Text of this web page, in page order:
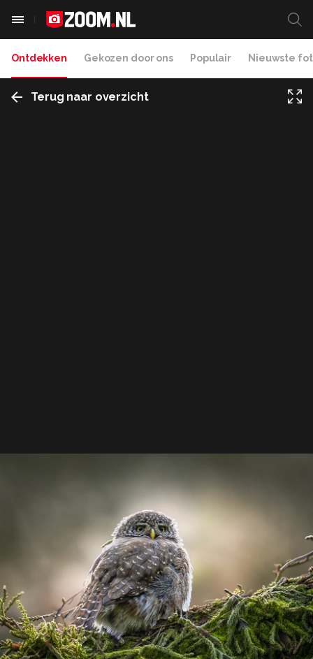
Ontdekken Gekozen door ons Populair Nieuwste
Terug naar overzicht